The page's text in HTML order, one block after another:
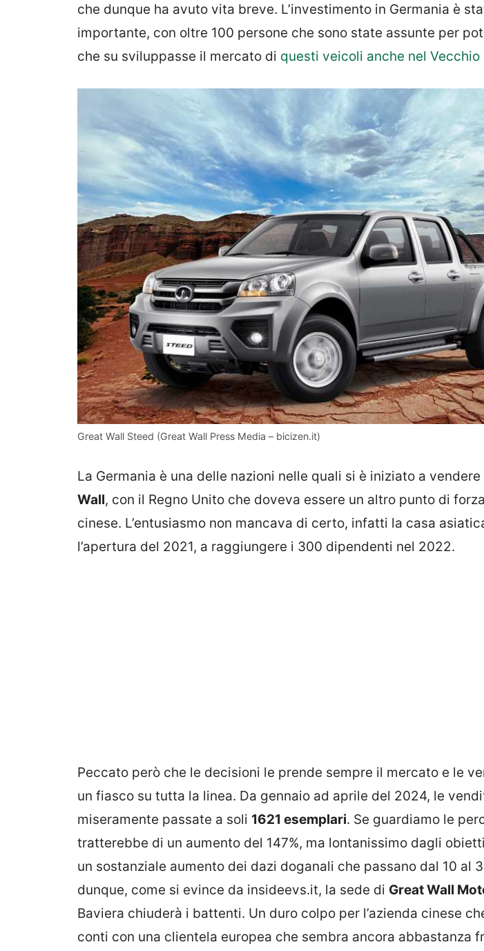
che dunque ha avuto vita breve. L’investimento in Germania è
importante, con oltre 100 persone che sono state assunte per
che su sviluppasse il mercato di questi veicoli anche nel Vecchio
Great Wall Steed (Great Wall Press Media – bicizen.it)
La Germania è una delle nazioni nelle quali si è iniziato a
Wall, con il Regno Unito che doveva essere un altro punto di
cinese. L’entusiasmo non mancava di certo, infatti la casa
l’apertura del 2021, a raggiungere i 300 dipendenti nel 2022.
Peccato però che le decisioni le prende sempre il mercato e le
un fiasco su tutta la linea. Da gennaio ad aprile del 2024, le
miseramente passate a soli 1621 esemplari. Se guardiamo le
tratterebbe di un aumento del 147%, ma lontanissimo dagli
un sostanziale aumento dei dazi doganali che passano dal 10 al
dunque, come si evince da insideevs.it, la sede di Great Wall
Baviera chiuderà i battenti. Un duro colpo per l’azienda cinese
conti con una clientela europea che sembra ancora abbastanza